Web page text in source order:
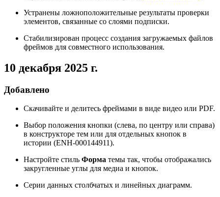
Устранены ложноположительные результаты проверки
элементов, связанные со слоями подписки.
Стабилизирован процесс создания загружаемых файлов
фреймов для совместного использования.
10 декабря 2025 г.
Добавлено
Скачивайте и делитесь фреймами в виде видео или PDF.
Выбор положения кнопки (слева, по центру или справа)
в конструкторе тем или для отдельных кнопок в
истории (ENH-000144911).
Настройте стиль Форма темы так, чтобы отображались
закругленные углы для медиа и кнопок.
Серии данных столбчатых и линейных диаграмм.